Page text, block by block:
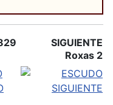
SIGUIENTE
Roxas 2